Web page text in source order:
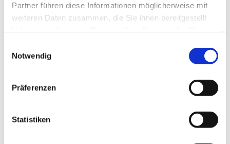
Partner führen diese Informationen möglicherweise mit
weiteren Daten zusammen, die Sie ihnen bereitgestellt
Notwendig
Präferenzen
Statistiken
mAIstack → FOUNDATION
Amicable